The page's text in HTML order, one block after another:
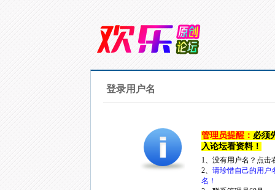
登录用户名
管理员提醒： 必须
入论坛看资料！
1、没有用户名？点
2、 请珍惜自己的用户
名！